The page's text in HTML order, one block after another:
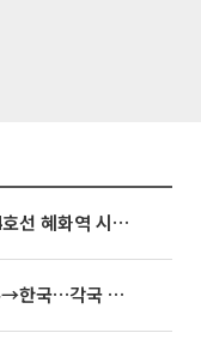
전장연, 오늘(10일) 서울 지하철 4호선 혜화역 시위…1호선 용산역 무정차
태풍 '돌핀' 중국 상륙, '찬홈' 일본→한국…각국 기상청 예상 경로는?